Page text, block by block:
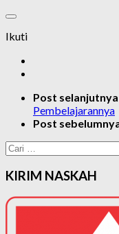
Ikuti
Post selanjutnya
Pembelajarannya
Post
Cari
untuk:
KIRIM NASKAH